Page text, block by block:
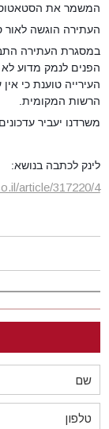
המשמר את הסטאטוס
העתירה הוגשה לאור
במסגרת העתירה
הפנים לנמק מדוע לא
העירייה טוענת כי
הרשות המקומית.
משרדנו יעביר
לינק לכתבה בנושא:
article/317220/4